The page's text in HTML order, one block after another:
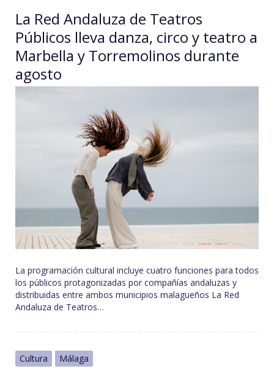
La Red Andaluza de Teatros
Públicos lleva danza, circo y teatro a
Marbella y Torremolinos durante
agosto
La programación cultural incluye cuatro funciones para todos
los públicos protagonizadas por compañías andaluzas y
distribuidas entre ambos municipios malagueños La Red
Andaluza de Teatros…
Cultura Málaga